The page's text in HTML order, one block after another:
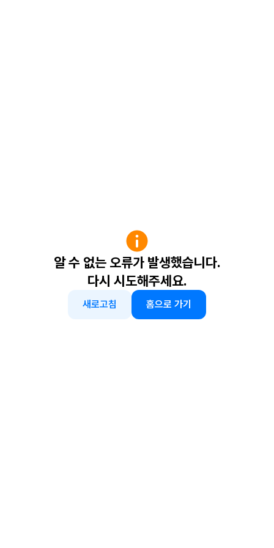
알 수 없는 오류가 발생했습니다.
다시 시도해주세요.
새로고침 홈으로 가기